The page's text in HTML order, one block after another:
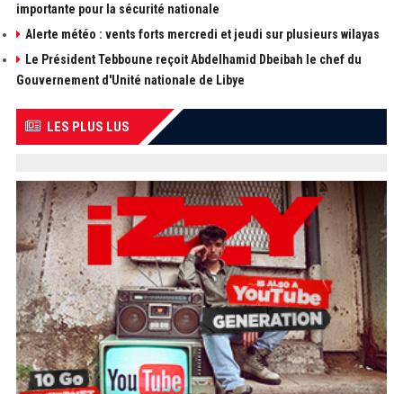
importante pour la sécurité nationale
Alerte météo : vents forts mercredi et jeudi sur plusieurs wilayas
Le Président Tebboune reçoit Abdelhamid Dbeibah le chef du
Gouvernement d'Unité nationale de Libye
LES PLUS LUS